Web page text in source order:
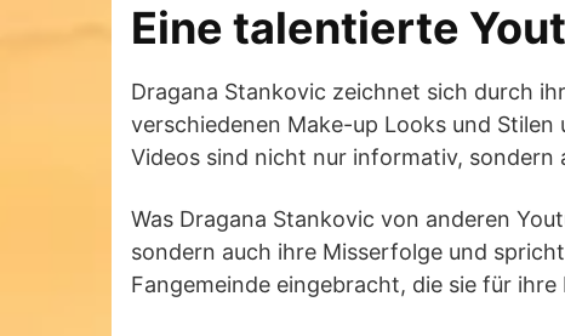
Eine talentierte
Dragana Stankovic zeichnet sich durch
verschiedenen Make-up Looks und
Videos sind nicht nur informativ, sondern
Was Dragana Stankovic von anderen
sondern auch ihre Misserfolge und
Fangemeinde eingebracht, die sie für